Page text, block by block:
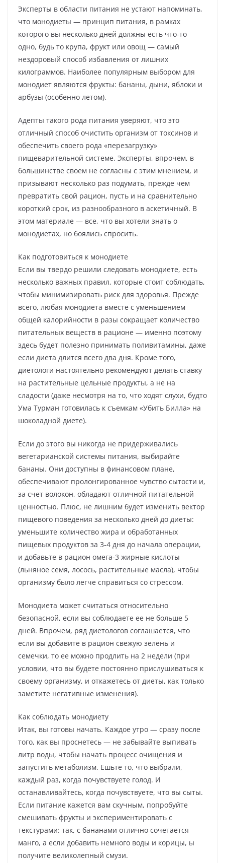
Эксперты в области питания не устают напоминать,
что монодиеты — принцип питания, в рамках
которого вы несколько дней должны есть что-то
одно, будь то крупа, фрукт или овощ — самый
нездоровый способ избавления от лишних
килограммов. Наиболее популярным выбором для
монодиет являются фрукты: бананы, дыни, яблоки и
арбузы (особенно летом).
Адепты такого рода питания уверяют, что это
отличный способ очистить организм от токсинов и
обеспечить своего рода «перезагрузку»
пищеварительной системе. Эксперты, впрочем, в
большинстве своем не согласны с этим мнением, и
призывают несколько раз подумать, прежде чем
превратить свой рацион, пусть и на сравнительно
короткий срок, из разнообразного в аскетичный. В
этом материале — все, что вы хотели знать о
монодиетах, но боялись спросить.
Как подготовиться к монодиете
Если вы твердо решили следовать монодиете, есть
несколько важных правил, которые стоит соблюдать,
чтобы минимизировать риск для здоровья. Прежде
всего, любая монодиета вместе с уменьшением
общей калорийности в разы сокращает количество
питательных веществ в рационе — именно поэтому
здесь будет полезно принимать поливитамины, даже
если диета длится всего два дня. Кроме того,
диетологи настоятельно рекомендуют делать ставку
на растительные цельные продукты, а не на
сладости (даже несмотря на то, что ходят слухи, будто
Ума Турман готовилась к съемкам «Убить Билла» на
шоколадной диете).
Если до этого вы никогда не придерживались
вегетарианской системы питания, выбирайте
бананы. Они доступны в финансовом плане,
обеспечивают пролонгированное чувство сытости и,
за счет волокон, обладают отличной питательной
ценностью. Плюс, не лишним будет изменить вектор
пищевого поведения за несколько дней до диеты:
уменьшите количество жира и обработанных
пищевых продуктов за 3-4 дня до начала операции,
и добавьте в рацион омега-3 жирные кислоты
(льняное семя, лосось, растительные масла), чтобы
организму было легче справиться со стрессом.
Монодиета может считаться относительно
безопасной, если вы соблюдаете ее не больше 5
дней. Впрочем, ряд диетологов соглашается, что
если вы добавите в рацион свежую зелень и
семечки, то ее можно продлить на 2 недели (при
условии, что вы будете постоянно прислушиваться к
своему организму, и откажетесь от диеты, как только
заметите негативные изменения).
Как соблюдать монодиету
Итак, вы готовы начать. Каждое утро — сразу после
того, как вы проснетесь — не забывайте выпивать
литр воды, чтобы начать процесс очищения и
запустить метаболизм. Ешьте то, что выбрали,
каждый раз, когда почувствуете голод. И
останавливайтесь, когда почувствуете, что вы сыты.
Если питание кажется вам скучным, попробуйте
смешивать фрукты и экспериментировать с
текстурами: так, с бананами отлично сочетается
манго, а если добавить немного воды и корицы, ы
получите великолепный смузи.